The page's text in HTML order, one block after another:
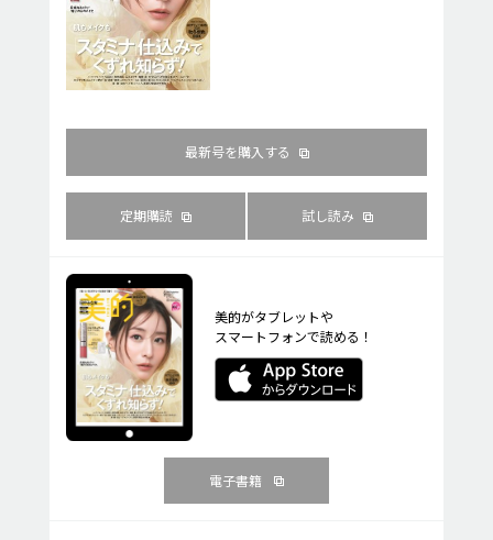
最新号を購入する
定期購読 試し読み
美的がタブレットや
スマートフォンで読める！
電子書籍